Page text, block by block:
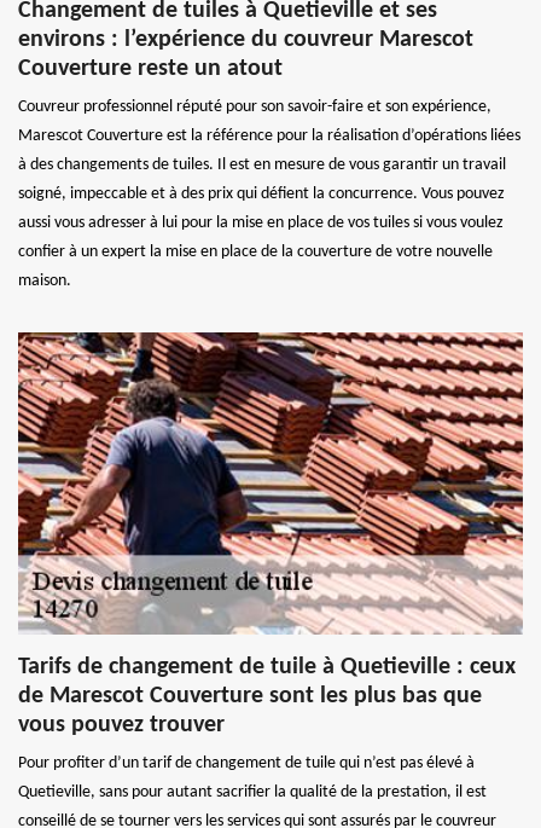
Changement de tuiles à Quetieville et ses
environs : l’expérience du couvreur Marescot
Couverture reste un atout
Couvreur professionnel réputé pour son savoir-faire et son expérience,
Marescot Couverture est la référence pour la réalisation d’opérations liées
à des changements de tuiles. Il est en mesure de vous garantir un travail
soigné, impeccable et à des prix qui défient la concurrence. Vous pouvez
aussi vous adresser à lui pour la mise en place de vos tuiles si vous voulez
confier à un expert la mise en place de la couverture de votre nouvelle
maison.
Tarifs de changement de tuile à Quetieville : ceux
de Marescot Couverture sont les plus bas que
vous pouvez trouver
Pour profiter d’un tarif de changement de tuile qui n’est pas élevé à
Quetieville, sans pour autant sacrifier la qualité de la prestation, il est
conseillé de se tourner vers les services qui sont assurés par le couvreur